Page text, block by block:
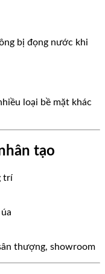
bị đọng nước khi
loại bề mặt khác
tạo
trí
thượng, showroom